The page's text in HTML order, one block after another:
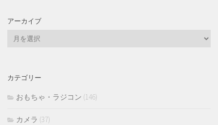
アーカイブ
ブ
カテゴリー
おもちゃ・ラジコン (146)
カメラ (37)